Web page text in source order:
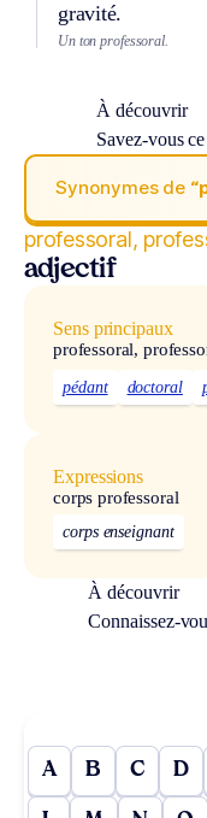
gravité.
Un ton professoral.
À découvrir
Savez-vous
Synonymes de
professoral,
adjectif
Sens principaux
professoral,
pédant doctoral
Expressions
corps professoral
corps enseignant
À découvrir
Connaissez-
A B C D